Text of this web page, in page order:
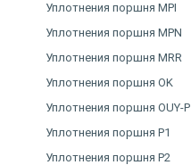
Уплотнения поршня MPI
Уплотнения поршня MPN
Уплотнения поршня MRR
Уплотнения поршня OK
Уплотнения поршня OUY-P
Уплотнения поршня P1
Уплотнения поршня P2